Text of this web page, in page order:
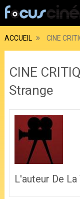
ACCUEIL CINE
CINE
Strange
L'auteur De